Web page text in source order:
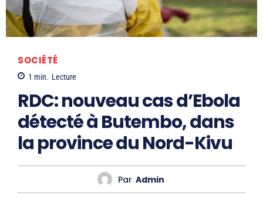
SOCIÉTÉ
1 min. Lecture
RDC: nouveau cas d’Ebola
détecté à Butembo, dans
la province du Nord-Kivu
Par Admin